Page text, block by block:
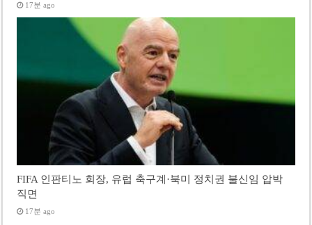
17분 ago
FIFA 인판티노 회장, 유럽 축구계·북미 정치권 불신임 압박
직면
17분 ago